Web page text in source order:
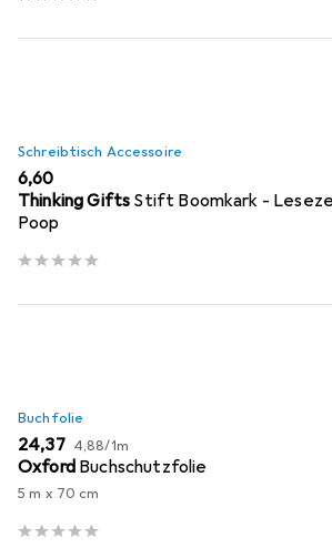
Schreibtisch Accessoire
EUR
6,60
Thinking Gifts Stift Boomkark -
Poop
Buchfolie
EUR
24,37 EUR
4,88/1m
Oxford Buchschutzfolie
5 m x 70 cm